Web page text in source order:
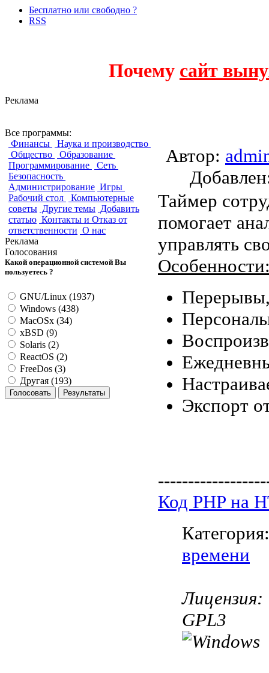
Бесплатно или свободно ?
RSS
Почему сайт
Реклама
Все программы:
Финансы
Наука и производство
Общество
Образование
Программирование
Сеть
Безопасность
Администрирование Игры
Рабочий стол
Компьютерные
советы Другие темы Добавить
статью Контакты и Отказ от
ответственности О нас
Реклама
Голосования
Какой операционной системой Вы
пользуетесь ?
GNU/Linux (1937)
Windows (438)
MacOSx (34)
xBSD (9)
Solaris (2)
ReactOS (2)
FreeDos (3)
Другая (193)
Автор:
Таймер
помогает
управлять
Экспорт
Код PHP на
времени
Лицензия:
GPL3